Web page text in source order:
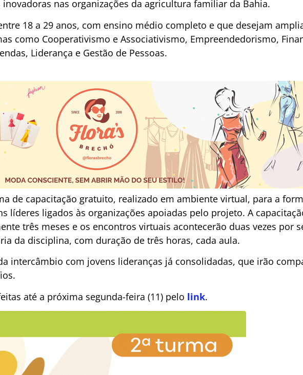
nas organizações da agricultura familiar da Bahia.
18 a 29 anos, com ensino médio completo e que desejam
como Cooperativismo e Associativismo, Empreendedorismo,
Liderança e Gestão de Pessoas.
de capacitação gratuito, realizado em ambiente virtual, para a
líderes ligados às organizações apoiadas pelo projeto. A
três meses e os encontros virtuais acontecerão duas vezes por
da disciplina, com duração de três horas, cada aula.
intercâmbio com jovens lideranças já consolidadas, que irão
até a próxima segunda-feira (11) pelo link.